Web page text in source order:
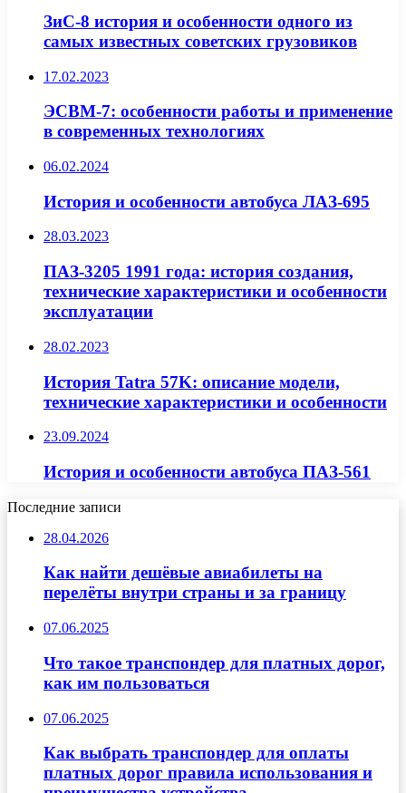
ЗиС-8 история и особенности одного из
самых известных советских грузовиков
17.02.2023
ЭСВМ-7: особенности работы и применение
в современных технологиях
06.02.2024
История и особенности автобуса ЛАЗ-695
28.03.2023
ПАЗ-3205 1991 года: история создания,
технические характеристики и особенности
эксплуатации
28.02.2023
История Tatra 57K: описание модели,
технические характеристики и особенности
23.09.2024
История и особенности автобуса ПАЗ-561
Последние записи
28.04.2026
Как найти дешёвые авиабилеты на
перелёты внутри страны и за границу
07.06.2025
Что такое транспондер для платных дорог,
как им пользоваться
07.06.2025
Как выбрать транспондер для оплаты
платных дорог правила использования и